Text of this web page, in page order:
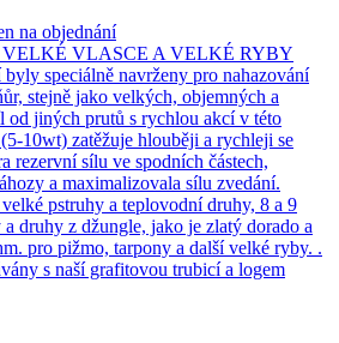
na objednání
VLASCE A VELKÉ RYBY
speciálně navrženy pro nahazování
stejně jako velkých, objemných a
od jiných prutů s rychlou akcí v této
10wt) zatěžuje hlouběji a rychleji se
rezervní sílu ve spodních částech,
a maximalizovala sílu zvedání.
pstruhy a teplovodní druhy, 8 a 9
druhy z džungle, jako je zlatý dorado a
pro pižmo, tarpony a další velké ryby. .
s naší grafitovou trubicí a logem